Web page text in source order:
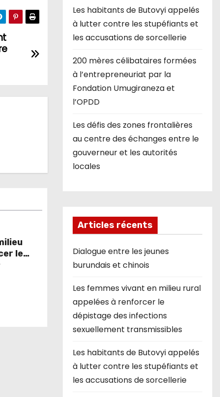
le
Les habitants de Butovyi appelés
à lutter contre les stupéfiants et
les accusations de sorcellerie
200 mères célibataires formées
à l’entrepreneuriat par la
Fondation Umugiraneza et
l’OPDD
Les défis des zones frontalières
au centre des échanges entre le
gouverneur et les autorités
locales
Articles récents
Dialogue entre les jeunes
burundais et chinois
Les femmes vivant en milieu rural
appelées à renforcer le
dépistage des infections
sexuellement transmissibles
Les habitants de Butovyi appelés
à lutter contre les stupéfiants et
les accusations de sorcellerie